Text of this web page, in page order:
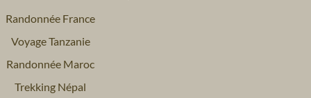
Randonnée France
Voyage Tanzanie
Randonnée Maroc
Trekking Népal